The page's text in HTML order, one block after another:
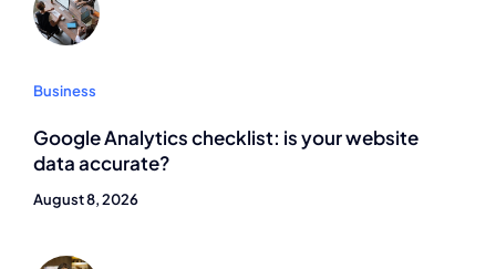
Business
Google Analytics checklist: is your website
data accurate?
August 8, 2026